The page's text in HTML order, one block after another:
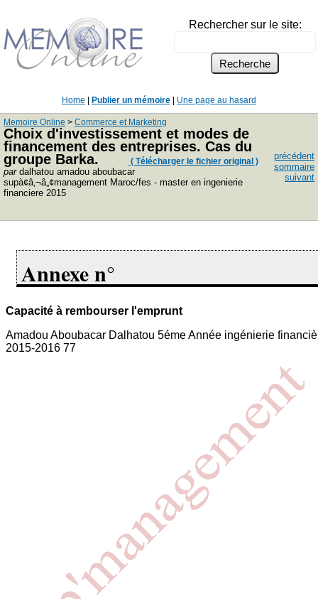
Rechercher sur le site:
Home Publier un mémoire Une page au hasard
Memoire Online > Commerce et Marketing
Choix d'investissement et modes de
financement des entreprises. Cas du
groupe Barka.
( Télécharger le fichier original )
pardalhatou amadou aboubacar
supà¢â‚¬â„¢management Maroc/fes - master en ingenierie
financiere 2015
précédent
sommaire
suivant
Annexe n°
Capacité à rembourser l'emprunt
Amadou Aboubacar Dalhatou 5éme Année ingénierie
2015-2016 77